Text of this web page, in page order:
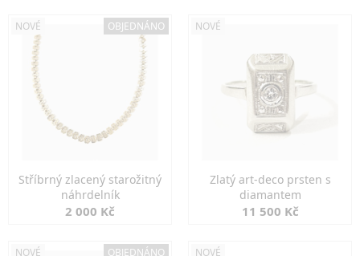
NOVÉ OBJEDNÁNO
Stříbrný zlacený starožitný
náhrdelník
2 000 Kč
NOVÉ
Zlatý art-deco prsten s
diamantem
11 500 Kč
NOVÉ OBJEDNÁNO NOVÉ